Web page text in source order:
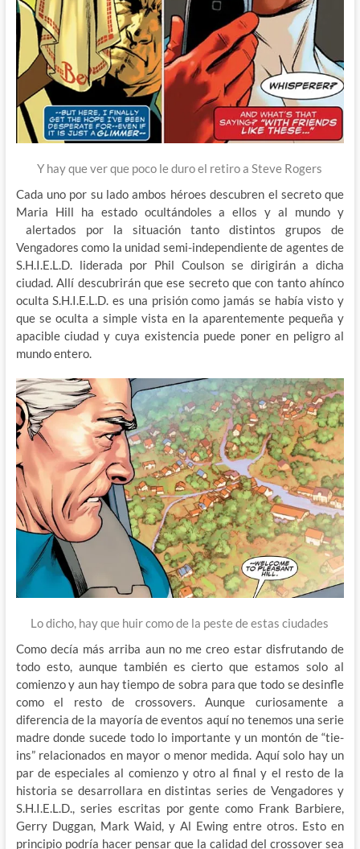
Y hay que ver que poco le duro el retiro a Steve Rogers
Cada uno por su lado ambos héroes descubren el secreto que
Maria Hill ha estado ocultándoles a ellos y al mundo y
alertados por la situación tanto distintos grupos de
Vengadores como la unidad semi-independiente de agentes de
S.H.I.E.L.D. liderada por Phil Coulson se dirigirán a dicha
ciudad. Allí descubrirán que ese secreto que con tanto ahínco
oculta S.H.I.E.L.D. es una prisión como jamás se había visto y
que se oculta a simple vista en la aparentemente pequeña y
apacible ciudad y cuya existencia puede poner en peligro al
mundo entero.
Lo dicho, hay que huir como de la peste de estas ciudades
Como decía más arriba aun no me creo estar disfrutando de
todo esto, aunque también es cierto que estamos solo al
comienzo y aun hay tiempo de sobra para que todo se desinfle
como el resto de crossovers. Aunque curiosamente a
diferencia de la mayoría de eventos aquí no tenemos una serie
madre donde sucede todo lo importante y un montón de “tie-
ins” relacionados en mayor o menor medida. Aquí solo hay un
par de especiales al comienzo y otro al final y el resto de la
historia se desarrollara en distintas series de Vengadores y
S.H.I.E.L.D., series escritas por gente como Frank Barbiere,
Gerry Duggan, Mark Waid, y Al Ewing entre otros. Esto en
principio podría hacer pensar que la calidad del crossover sea